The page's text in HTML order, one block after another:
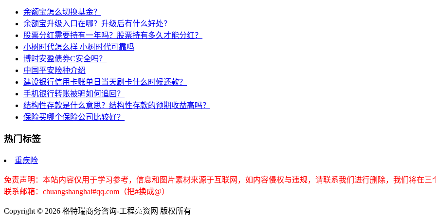
余额宝怎么切换基金？
余额宝升级入口在哪？升级后有什么好处？
股票分红需要持有一年吗？股票持有多久才能分红？
小树时代怎么样 小树时代可靠吗
博时安盈债券C安全吗？
中国平安险种介绍
建设银行信用卡账单日当天刷卡什么时候还款？
手机银行转账被骗如何追回？
结构性存款是什么意思？结构性存款的预期收益高吗？
保险买哪个保险公司比较好？
热门标签
重疾险
免责声明：本站内容仅用于学习参考，信息和图片素材来源于互联网，如内容侵权与违规，请联系我们进行删除，我们将在三
联系邮箱：chuangshanghai#qq.com（把#换成@）
Copyright © 2026 格特瑞商务咨询-工程亮资网 版权所有